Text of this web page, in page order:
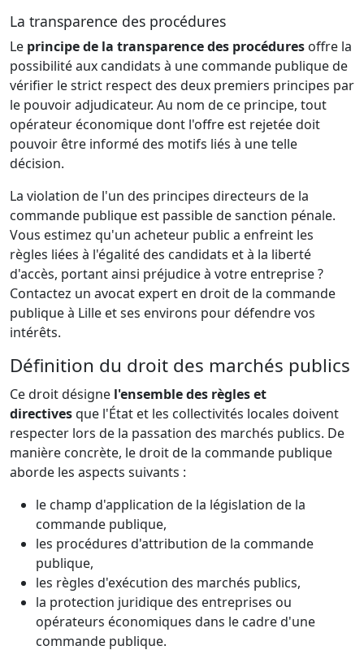
La transparence des procédures
Le principe de la transparence des procédures offre la
possibilité aux candidats à une commande publique de
vérifier le strict respect des deux premiers principes par
le pouvoir adjudicateur. Au nom de ce principe, tout
opérateur économique dont l'offre est rejetée doit
pouvoir être informé des motifs liés à une telle
décision.
La violation de l'un des principes directeurs de la
commande publique est passible de sanction pénale.
Vous estimez qu'un acheteur public a enfreint les
règles liées à l'égalité des candidats et à la liberté
d'accès, portant ainsi préjudice à votre entreprise ?
Contactez un avocat expert en droit de la commande
publique à Lille et ses environs pour défendre vos
intérêts.
Définition du droit des marchés publics
Ce droit désigne l'ensemble des règles et
directivesque l'État et les collectivités locales doivent
respecter lors de la passation des marchés publics. De
manière concrète, le droit de la commande publique
aborde les aspects suivants :
le champ d'application de la législation de la
commande publique,
les procédures d'attribution de la commande
publique,
les règles d'exécution des marchés publics,
la protection juridique des entreprises ou
opérateurs économiques dans le cadre d'une
commande publique.